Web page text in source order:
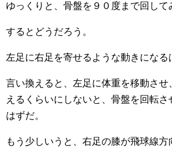
ゆっくりと、骨盤を９０度まで回して
するとどうだろう。
左足に右足を寄せるような動きになる
言い換えると、左足に体重を移動させ
えるくらいにしないと、骨盤を回転
はずだ。
もう少しいうと、右足の膝が飛球線